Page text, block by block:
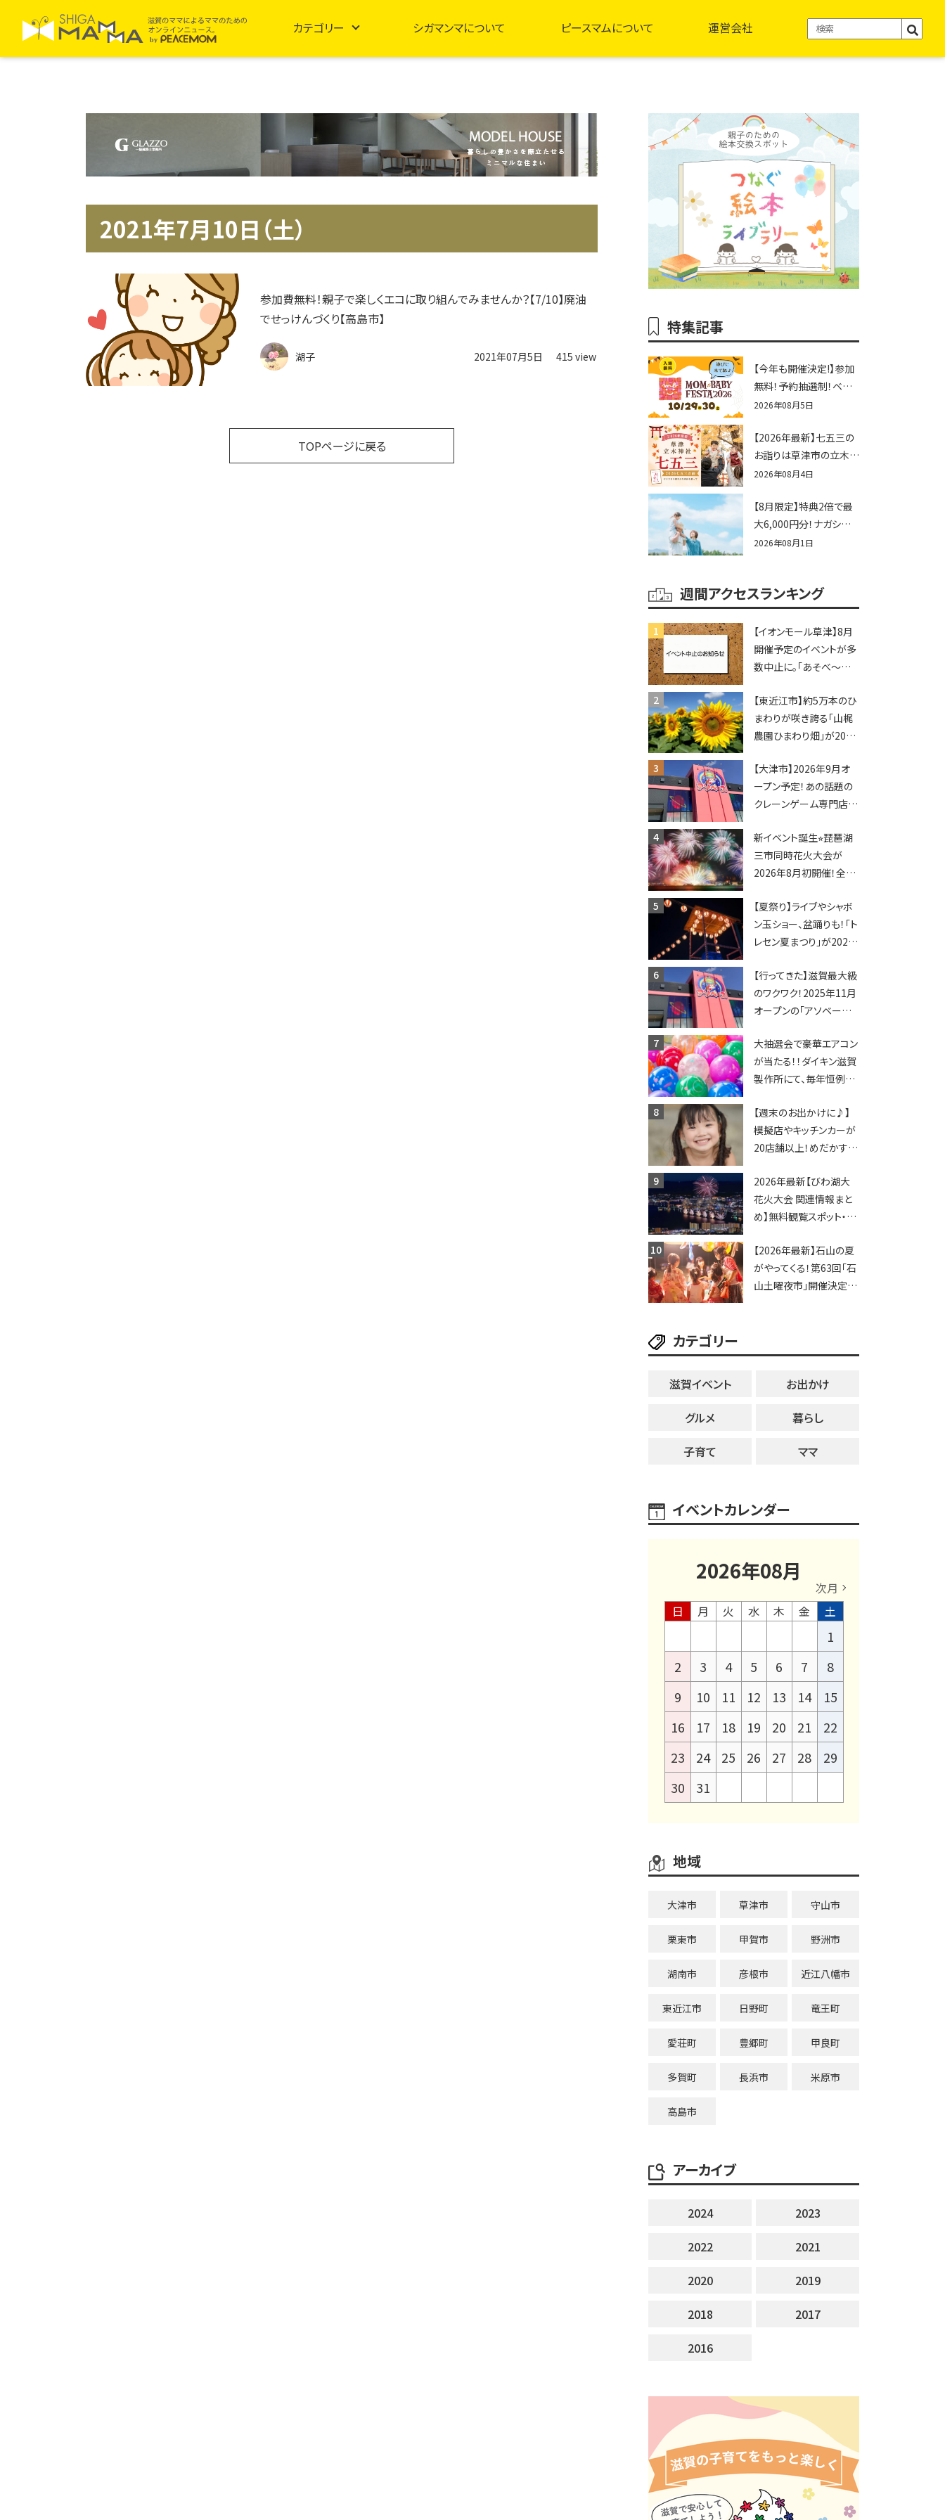
カテゴリー シガマンマについて ピースマムについて 運営会社
2021年7月10日（土）
参加費無料！親子で楽しくエコに取り組んでみませんか？【7/10】廃油
でせっけんづくり【高島市】
湖子 2021年07月5日 415 view
TOPページに戻る
特集記事
【今年も開催決定!】参加
無料！予約抽選制！ベビ
ーファミリー必見☆入場
ママベビーフェスタ
2026！親子で楽しもう
♪inピエリ守山
2026年08月5日
【2026年最新】七五三の
お詣りは草津市の立木神
社へ♪七五三お祝い企
2026年08月4日
【8月限定】特典2倍で最
大6,000円分！ナガシマス
パーランドプール券や人
ン彦根」へGO！
2026年08月1日
週間アクセスランキング
【イオンモール草津】8月
開催予定のイベントが多
数中止に。「あそべ〜る
ショーなど
【東近江市】約5万本のひ
まわりが咲き誇る「山梶
農園ひまわり畑」が2026
ポットやキッチンカーも
登場！何度も入園できる
フリーパスも販売★
【大津市】2026年9月オ
ープン予定！あの話題の
クレーンゲーム専門店
ってくる！豊郷店に続く滋
賀2店舗目★
新イベント誕生⭐︎琵琶湖
三市同時花火大会が
2026年8月初開催！全席
マーケットも登場♪
【夏祭り】ライブやシャボ
ン玉ショー、盆踊りも！「ト
レセン夏まつり」が2026
【行ってきた】滋賀最大級
のワクワク！2025年11月
オープンの「アソベース
レーンゲームで青果や日
用品までゲットできる新
スポット！
大抽選会で豪華エアコン
が当たる！！ダイキン滋賀
製作所にて、毎年恒例
日】
【週末のお出かけに♪】
模擬店やキッチンカーが
20店舗以上！めだかすく
ソングライターによるライ
ブなど。【和邇ふれあい夏
祭り】
2026年最新【びわ湖大
花火大会 関連情報まと
め】無料観覧スポット・同
ップ・交通規制に近隣施
設の駐車場情報なども
要チェック★
【2026年最新】石山の夏
がやってくる！第63回「石
山土曜夜市」開催決定！
カテゴリー
滋賀イベント
お出かけ
グルメ
暮らし
子育て
ママ
イベントカレンダー
2026年08月
次月
日
月 火 水 木 金 土
1
2
3 4 5 6 7
8
9
10 11 12 13 14
15
16
17 18 19 20 21
22
23
24 25 26 27 28
29
30
31
地域
大津市 草津市 守山市
栗東市 甲賀市 野洲市
湖南市 彦根市 近江八幡市
東近江市 日野町 竜王町
愛荘町 豊郷町 甲良町
多賀町 長浜市 米原市
高島市
アーカイブ
2024
2023
2022
2021
2020
2019
2018
2017
2016